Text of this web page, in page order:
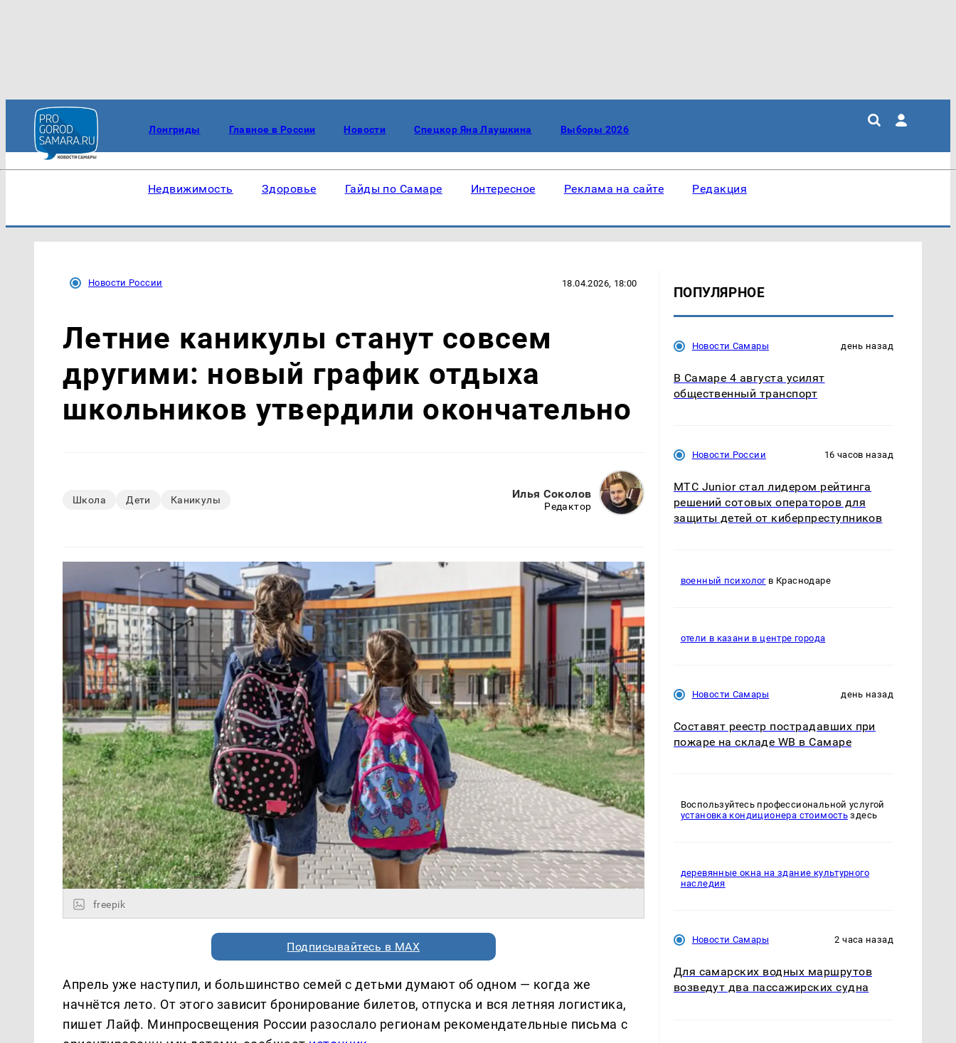
Лонгриды Главное в России Новости Спецкор Яна Лаушкина Выборы 2026
Недвижимость Здоровье Гайды по Самаре Интересное Реклама на сайте Редакция
Новости России 18.04.2026, 18:00
Летние каникулы станут совсем
другими: новый график отдыха
школьников утвердили окончательно
Школа Дети Каникулы Илья Соколов
Редактор
freepik
Подписывайтесь в MAX
Апрель уже наступил, и большинство семей с детьми думают об одном — когда же
начнётся лето. От этого зависит бронирование билетов, отпуска и вся летняя логистика,
пишет Лайф. Минпросвещения России разослало регионам рекомендательные письма с
ПОПУЛЯРНОЕ
Новости Самары день назад
В Самаре 4 августа усилят
общественный транспорт
Новости России 16 часов назад
МТС Junior стал лидером рейтинга
решений сотовых операторов для
защиты детей от киберпреступников
военный психологв Краснодаре
отели в казани в центре города
Новости Самары день назад
Составят реестр пострадавших при
пожаре на складе WB в Самаре
Воспользуйтесь профессиональной услугой
установка кондиционера стоимость здесь
деревянные окна на здание культурного
наследия
Новости Самары 2 часа назад
Для самарских водных маршрутов
возведут два пассажирских судна